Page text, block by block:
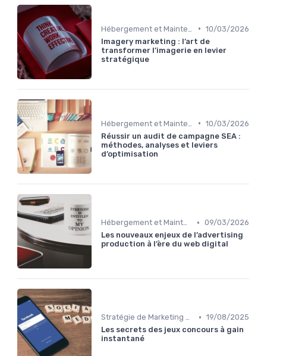
• 10/03/2026
Imagery marketing : l’art de
transformer l’imagerie en levier
stratégique
• 10/03/2026
Réussir un audit de campagne SEA :
méthodes, analyses et leviers
d’optimisation
Hébergement et Maintenance Web • 09/03/2026
Les nouveaux enjeux de l’advertising
production à l’ère du web digital
Stratégie de Marketing Digital • 19/08/2025
Les secrets des jeux concours à gain
instantané